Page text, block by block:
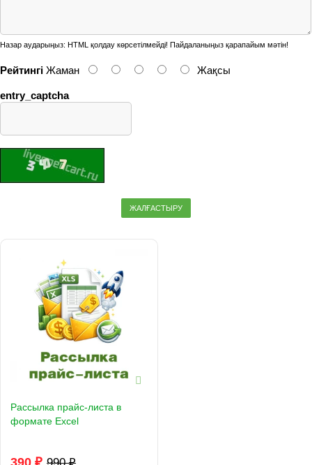
Назар аударыңыз: HTML қолдау көрсетілмейді! Пайдаланыңыз қарапайым мәтін!
Рейтингі Жаман Жақсы
entry_captcha
ЖАЛҒАСТЫРУ
Рассылка прайс-листа в
формате Excel
390 ₽ 990 ₽